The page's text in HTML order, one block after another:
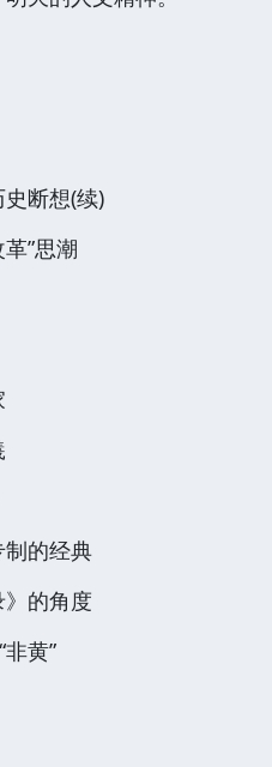
断想(续)
”思潮
的经典
的角度
黄”